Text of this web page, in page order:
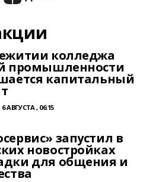
колледжа
промышленности
капитальный
6 АВГУСТА , 06:15
запустил в
новостройках
для общения и